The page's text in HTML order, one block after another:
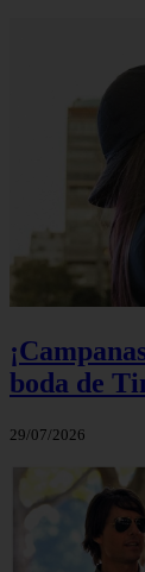
boda de
29/07/2026